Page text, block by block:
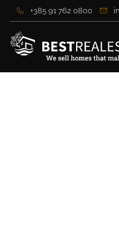
+385 91 762 0800